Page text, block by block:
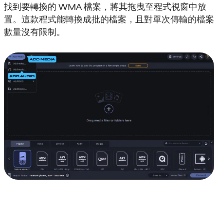
找到要轉換的 WMA 檔案，將其拖曳至程式視窗中放
置。這款程式能轉換成批的檔案，且對單次傳輸的檔案
數量沒有限制。